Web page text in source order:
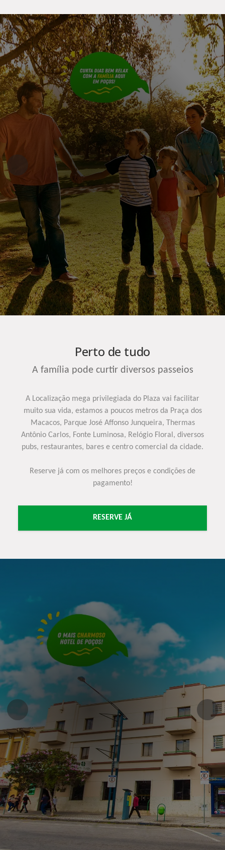
Perto de tudo
A família pode curtir diversos passeios
A Localização mega privilegiada do Plaza vai facilitar
muito sua vida, estamos a poucos metros da Praça dos
Macacos, Parque José Affonso Junqueira, Thermas
Antônio Carlos, Fonte Luminosa, Relógio Floral, diversos
pubs, restaurantes, bares e centro comercial da cidade.
Reserve já com os melhores preços e condições de
pagamento!
RESERVE JÁ